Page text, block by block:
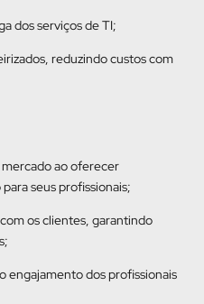
dos serviços de TI;
reduzindo custos com
ao oferecer
seus profissionais;
os clientes, garantindo
engajamento dos profissionais